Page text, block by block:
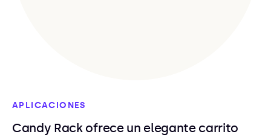
APLICACIONES
Candy Rack ofrece un elegante carrito